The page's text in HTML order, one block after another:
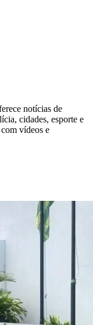
notícias de
cidades, esporte e
vídeos e